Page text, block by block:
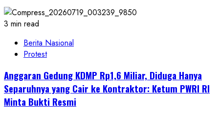
3 min read
Berita Nasional
Protest
Anggaran Gedung KDMP Rp1,6 Miliar, Diduga Hanya
Separuhnya yang Cair ke Kontraktor: Ketum PWRI RI
Minta Bukti Resmi